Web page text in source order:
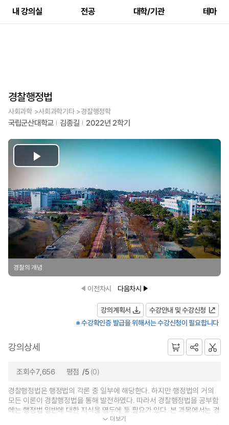
내 강의실 전공 대학/기관 테마
경찰행정법
사회과학 >사회과학기타 >경찰행정학
국립군산대학교 김종길 2022년 2학기
Play
Video
경찰의 개념
이전차시 다음차시
강의계획서
수강안내 및 수강신청
※ 수강확인증 발급을 위해서는 수강신청이 필요합니다
강의상세
조회수7,656 평점 /5 (0)
경찰행정법은 행정법의 각론 중 일부에 해당한다. 하지만 행정법의 거의
모든 이론이 경찰행정법을 통해 발전하였다. 따라서 경찰행정법을 공부함
에는 행정법 일반에 대한 지식을 염두에 둘 필요가 있다. 본 과목에서는 경
찰행정법에 국한하여 이론적으로... 더보기